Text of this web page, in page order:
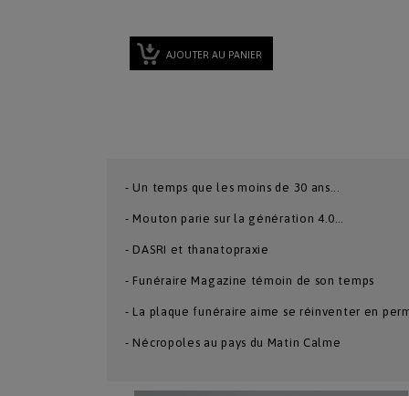
AJOUTER AU PANIER
- Un temps que les moins de 30 ans...
- Mouton parie sur la génération 4.0…
- DASRI et thanatopraxie
- Funéraire Magazine témoin de son temps
- La plaque funéraire aime se réinventer en
- Nécropoles au pays du Matin Calme